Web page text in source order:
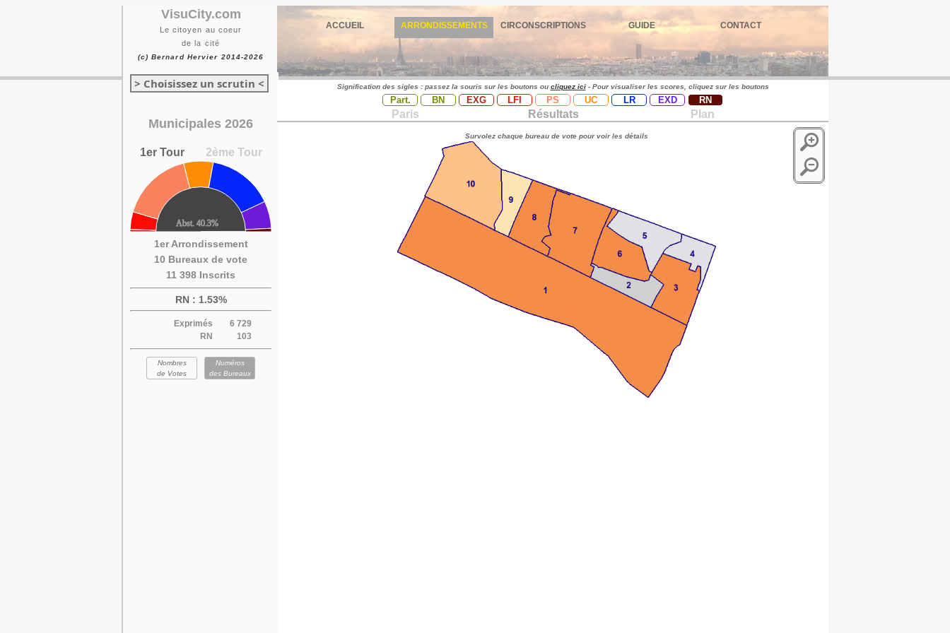
VisuCity.com
Le citoyen au coeur
de la cité
(c) Bernard Hervier 2014-2026
ACCUEIL ARRONDISSEMENTS CIRCONSCRIPTIONS GUIDE CONTACT
> Choisissez un scrutin <
Municipales 2026
1er Tour 2ème Tour
1er Arrondissement
10 Bureaux de vote
11 398 Inscrits
RN : 1.53%
Exprimés
6 729
RN
103
Nombres
de Votes
Numéros
des Bureaux
Signification des sigles : passez la souris sur les boutons ou cliquez ici- Pour visualiser les scores, cliquez sur les boutons
Part. BN EXG LFI PS UC LR EXD RN
Paris Résultats Plan
Survolez chaque bureau de vote pour voir les détails